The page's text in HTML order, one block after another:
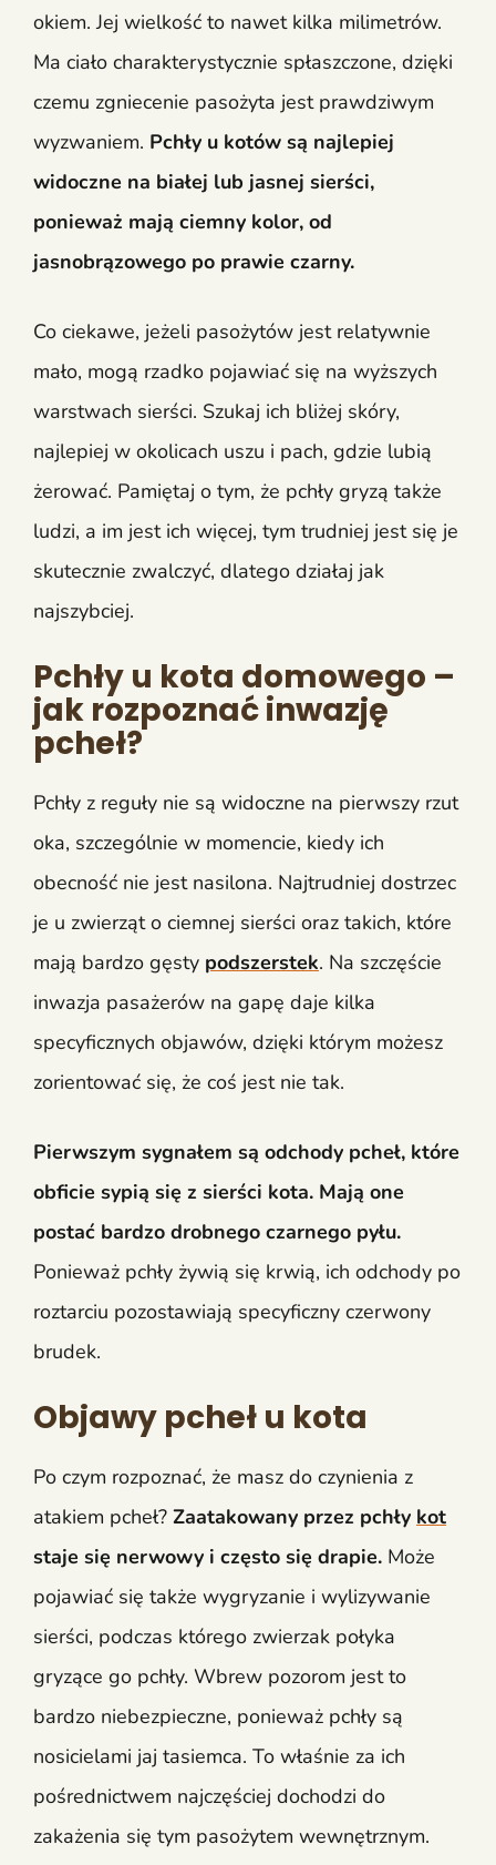
okiem. Jej wielkość to nawet kilka milimetrów.
Ma ciało charakterystycznie spłaszczone, dzięki
czemu zgniecenie pasożyta jest prawdziwym
wyzwaniem. Pchły u kotów są najlepiej
widoczne na białej lub jasnej sierści,
ponieważ mają ciemny kolor, od
jasnobrązowego po prawie czarny.
Co ciekawe, jeżeli pasożytów jest relatywnie
mało, mogą rzadko pojawiać się na wyższych
warstwach sierści. Szukaj ich bliżej skóry,
najlepiej w okolicach uszu i pach, gdzie lubią
żerować. Pamiętaj o tym, że pchły gryzą także
ludzi, a im jest ich więcej, tym trudniej jest się je
skutecznie zwalczyć, dlatego działaj jak
najszybciej.
Pchły u kota domowego –
jak rozpoznać inwazję
pcheł?
Pchły z reguły nie są widoczne na pierwszy rzut
oka, szczególnie w momencie, kiedy ich
obecność nie jest nasilona. Najtrudniej dostrzec
je u zwierząt o ciemnej sierści oraz takich, które
mają bardzo gęsty podszerstek. Na szczęście
inwazja pasażerów na gapę daje kilka
specyficznych objawów, dzięki którym możesz
zorientować się, że coś jest nie tak.
Pierwszym sygnałem są odchody pcheł, które
obficie sypią się z sierści kota. Mają one
postać bardzo drobnego czarnego pyłu.
Ponieważ pchły żywią się krwią, ich odchody po
roztarciu pozostawiają specyficzny czerwony
brudek.
Objawy pcheł u kota
Po czym rozpoznać, że masz do czynienia z
atakiem pcheł? Zaatakowany przez pchły kot
staje się nerwowy i często się drapie. Może
pojawiać się także wygryzanie i wylizywanie
sierści, podczas którego zwierzak połyka
gryzące go pchły. Wbrew pozorom jest to
bardzo niebezpieczne, ponieważ pchły są
nosicielami jaj tasiemca. To właśnie za ich
pośrednictwem najczęściej dochodzi do
zakażenia się tym pasożytem wewnętrznym.